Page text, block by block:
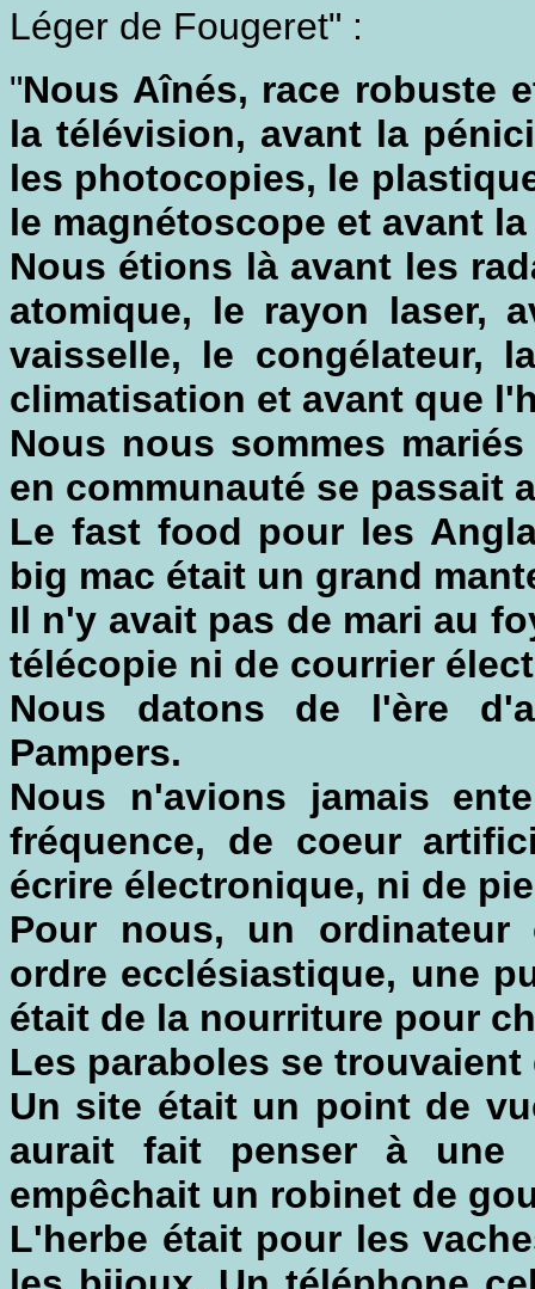
Léger de Fougeret" :
"Nous Aînés, race robuste
la télévision, avant la
les photocopies, le
le magnétoscope et avant
Nous étions là avant les
atomique, le rayon laser,
vaisselle, le congélateur,
climatisation et avant que
Nous nous sommes
en communauté se passait
Le fast food pour les
big mac était un grand
Il n'y avait pas de mari au
télécopie ni de courrier
Nous datons de l'ère
Pampers.
Nous n'avions jamais
fréquence, de coeur
écrire électronique, ni de
Pour nous, un
ordre ecclésiastique, une
était de la nourriture pour
Les paraboles se
Un site était un point de
aurait fait penser à une
empêchait un robinet de
L'herbe était pour les